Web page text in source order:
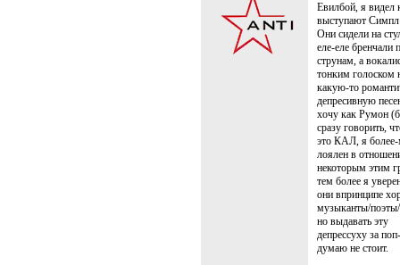
Евилбой, я видел
выступают
Они сидели на
еле-еле бренчали
струнам, а
тонким голоском
какую-то
депресивную
хочу как Румон
сразу говорить,
это КАЛ, я более-
лоялен в
некоторым этим
тем более я
они впринципе
музыканты/
но выдавать эту
депрессуху за поп-
думаю не стоит.